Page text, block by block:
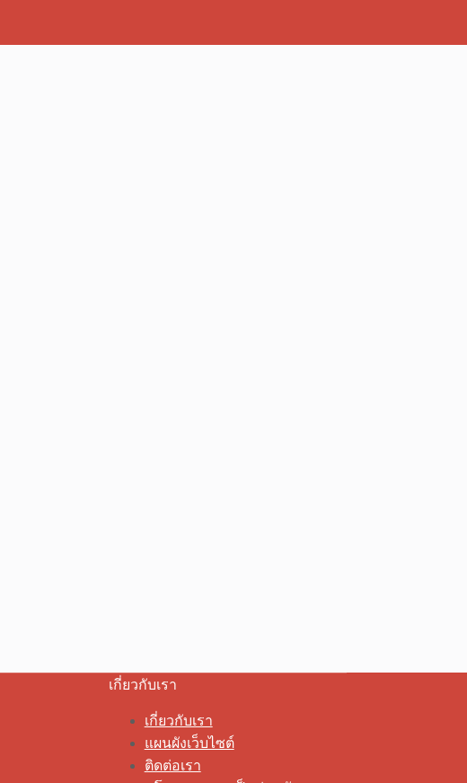
เกี่ยวกับเรา
เกี่ยวกับเรา
แผนผังเว็บไซต์
ติดต่อเรา